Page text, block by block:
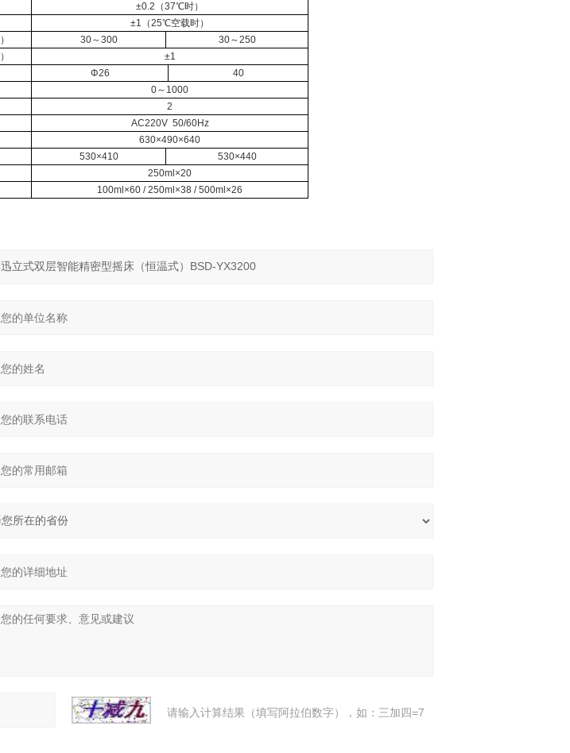
±0.2 （37℃时）
±1 （25℃空载时）
） 30～300 30～250
）
±1
Φ26
40
0～ 1000
2
AC220V 50/60Hz
630×490×640
530×410
530×440
250ml×20
100ml×60 / 250ml×38 / 500ml×26
请输入计算结果（填写阿拉伯数字），如：三加四=7